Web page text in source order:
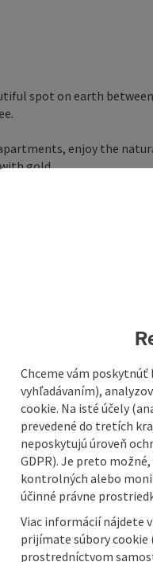
spot on earth
enjoy the
gold.
on the balcony or
in your SMEG upon
Chceme vám
vyhľadávaním),
cookie. Na isté účely
prevedené do tretích
neposkytujú úroveň
GDPR). Je preto
kontrolných alebo
účinné právne
Viac informácií nájdete
prijímate súbory cookie
prostredníctvom